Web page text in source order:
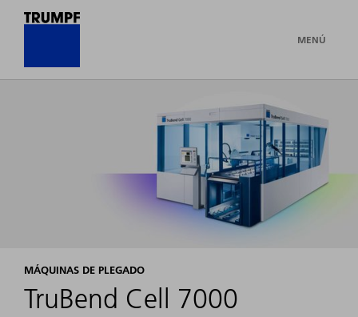
MENÚ
MÁQUINAS DE PLEGADO
TruBend Cell 7000